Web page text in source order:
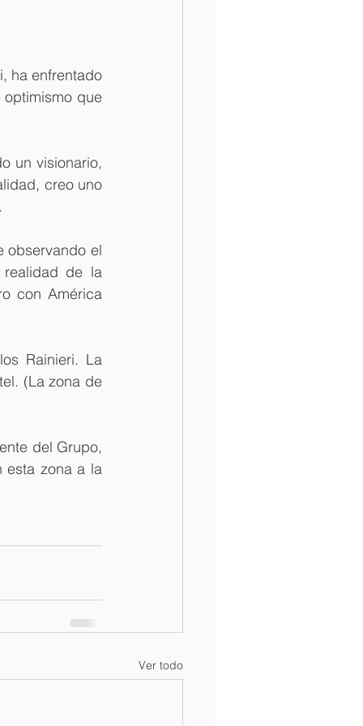
ha enfrentado
que
un visionario,
creo uno
observando el
de la
con América
Rainieri. La
(La zona de
del Grupo,
esta zona a la
Ver todo